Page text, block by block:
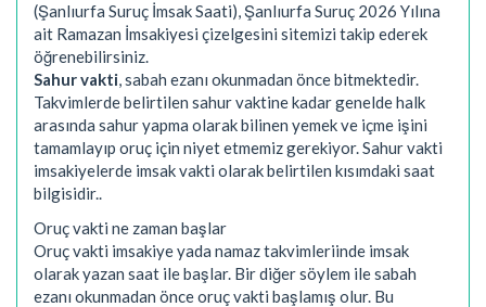
(Şanlıurfa Suruç İmsak Saati), Şanlıurfa Suruç 2026 Yılına
ait Ramazan İmsakiyesi çizelgesini sitemizi takip ederek
öğrenebilirsiniz.
Sahur vakti, sabah ezanı okunmadan önce bitmektedir.
Takvimlerde belirtilen sahur vaktine kadar genelde halk
arasında sahur yapma olarak bilinen yemek ve içme işini
tamamlayıp oruç için niyet etmemiz gerekiyor. Sahur vakti
imsakiyelerde imsak vakti olarak belirtilen kısımdaki saat
bilgisidir..
Oruç vakti ne zaman başlar
Oruç vakti imsakiye yada namaz takvimleriinde imsak
olarak yazan saat ile başlar. Bir diğer söylem ile sabah
ezanı okunmadan önce oruç vakti başlamış olur. Bu